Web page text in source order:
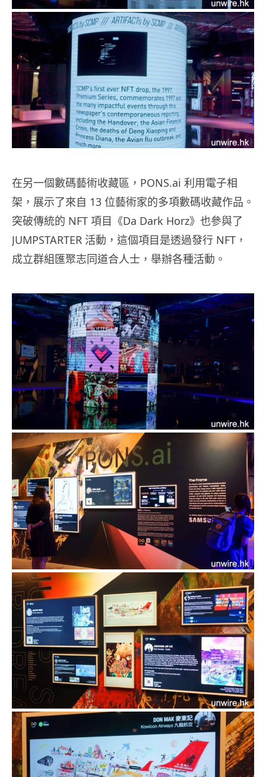
在另一個數碼藝術收藏區，PONS.ai 利用電子相
架，展示了來自 13 位藝術家的多項數碼收藏作品。
突破傳統的 NFT 項目《Da Dark Horz》也參與了
JUMPSTARTER 活動，這個項目是透過發行 NFT，
成立群組匯聚志同道合人士，舉辦各種活動。